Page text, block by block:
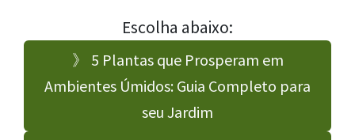
Escolha abaixo:
》 5 Plantas que Prosperam em
Ambientes Úmidos: Guia Completo para
seu Jardim